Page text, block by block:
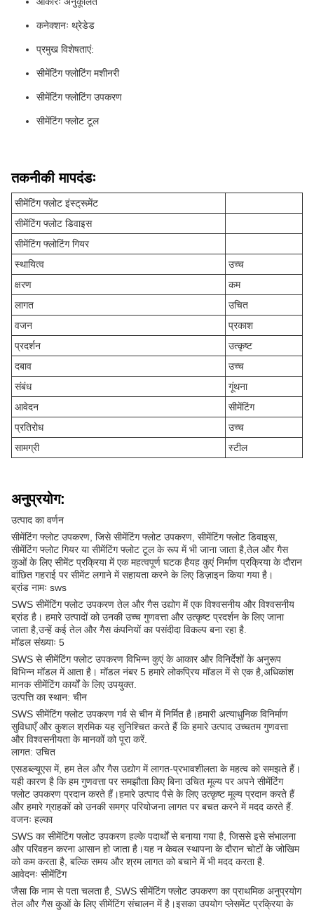
कनेक्शनः थ्रेडेड
प्रमुख विशेषताएं:
सीमेंटिंग फ्लोटिंग मशीनरी
सीमेंटिंग फ्लोटिंग उपकरण
सीमेंटिंग फ्लोट टूल
तकनीकी मापदंडः
सीमेंटिंग फ्लोट इंस्ट्रूमेंट
सीमेंटिंग फ्लोट डिवाइस
सीमेंटिंग फ्लोटिंग गियर
स्थायित्व
उच्च
क्षरण
कम
लागत
उचित
वजन
प्रकाश
प्रदर्शन
उत्कृष्ट
दबाव
उच्च
संबंध
गूंथना
आवेदन
सीमेंटिंग
प्रतिरोध
उच्च
सामग्री
स्टील
अनुप्रयोग:
उत्पाद का वर्णन
सीमेंटिंग फ्लोट उपकरण, जिसे सीमेंटिंग फ्लोट उपकरण, सीमेंटिंग फ्लोट डिवाइस,
सीमेंटिंग फ्लोट गियर या सीमेंटिंग फ्लोट टूल के रूप में भी जाना जाता है,तेल और गैस
कुओं के लिए सीमेंट प्रक्रिया में एक महत्वपूर्ण घटक हैयह कुएं निर्माण प्रक्रिया के दौरान
वांछित गहराई पर सीमेंट लगाने में सहायता करने के लिए डिज़ाइन किया गया है।
ब्रांड नामः sws
SWS सीमेंटिंग फ्लोट उपकरण तेल और गैस उद्योग में एक विश्वसनीय और विश्वसनीय
ब्रांड है। हमारे उत्पादों को उनकी उच्च गुणवत्ता और उत्कृष्ट प्रदर्शन के लिए जाना
जाता है,उन्हें कई तेल और गैस कंपनियों का पसंदीदा विकल्प बना रहा है.
मॉडल संख्याः 5
SWS से सीमेंटिंग फ्लोट उपकरण विभिन्न कुएं के आकार और विनिर्देशों के अनुरूप
विभिन्न मॉडल में आता है। मॉडल नंबर 5 हमारे लोकप्रिय मॉडल में से एक है,अधिकांश
मानक सीमेंटिंग कार्यों के लिए उपयुक्त.
उत्पत्ति का स्थान: चीन
SWS सीमेंटिंग फ्लोट उपकरण गर्व से चीन में निर्मित है।हमारी अत्याधुनिक विनिर्माण
सुविधाएँ और कुशल श्रमिक यह सुनिश्चित करते हैं कि हमारे उत्पाद उच्चतम गुणवत्ता
और विश्वसनीयता के मानकों को पूरा करें.
लागत: उचित
एसडब्ल्यूएस में, हम तेल और गैस उद्योग में लागत-प्रभावशीलता के महत्व को समझते हैं।
यही कारण है कि हम गुणवत्ता पर समझौता किए बिना उचित मूल्य पर अपने सीमेंटिंग
फ्लोट उपकरण प्रदान करते हैं।हमारे उत्पाद पैसे के लिए उत्कृष्ट मूल्य प्रदान करते हैं
और हमारे ग्राहकों को उनकी समग्र परियोजना लागत पर बचत करने में मदद करते हैं.
वजनः हल्का
SWS का सीमेंटिंग फ्लोट उपकरण हल्के पदार्थों से बनाया गया है, जिससे इसे संभालना
और परिवहन करना आसान हो जाता है।यह न केवल स्थापना के दौरान चोटों के जोखिम
को कम करता है, बल्कि समय और श्रम लागत को बचाने में भी मदद करता है.
आवेदनः सीमेंटिंग
जैसा कि नाम से पता चलता है, SWS सीमेंटिंग फ्लोट उपकरण का प्राथमिक अनुप्रयोग
तेल और गैस कुओं के लिए सीमेंटिंग संचालन में है।इसका उपयोग प्लेसमेंट प्रक्रिया के